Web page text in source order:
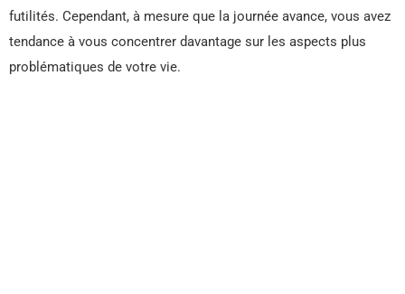
futilités. Cependant, à mesure que la journée avance, vous avez
tendance à vous concentrer davantage sur les aspects plus
problématiques de votre vie.